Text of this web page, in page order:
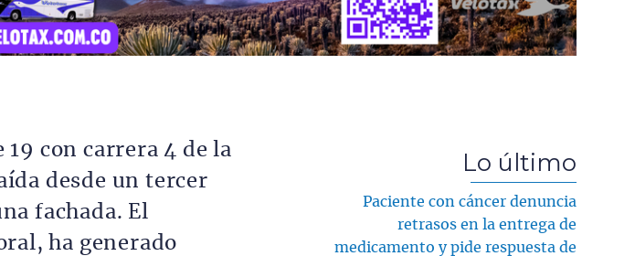
con carrera 4 de la
desde un tercer
fachada. El
ha generado
Lo último
Paciente con cáncer denuncia
retrasos en la entrega de
medicamento y pide respuesta de